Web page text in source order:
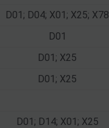
D01; D04; X01; X25; X78
D01
D01; X25
D01; X25
D01; D14; X01; X25